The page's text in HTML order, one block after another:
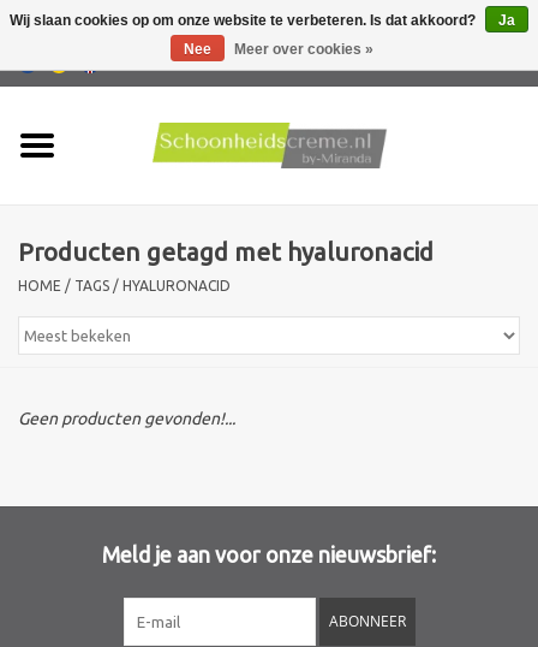
Producten
Huidproblemen
Producten getagd met hyaluronacid
HOME / TAGS / HYALURONACID
Geen producten gevonden!...
Meld je aan voor onze nieuwsbrief:
ABONNEER
Wij slaan cookies op om onze website te verbeteren. Is dat akkoord?
Ja
Nee
Meer over cookies »